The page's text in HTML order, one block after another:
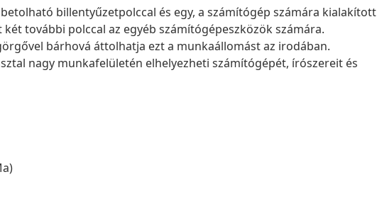
billentyűzetpolccal és egy, a számítógép számára kialakított
további polccal az egyéb számítógépeszközök számára.
bárhová áttolhatja ezt a munkaállomást az irodában.
nagy munkafelületén elhelyezheti számítógépét, írószereit és